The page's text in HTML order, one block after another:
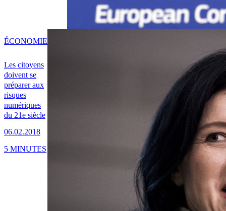
Les citoyens
doivent se
préparer aux
risques
numériques
du 21e siècle
06.02.2018
ÉCONOMIE
5 MINUTES